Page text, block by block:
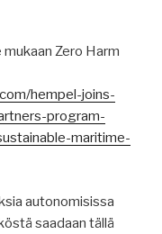
Zero Harm
hempel-joins-
program-
maritime-
autonomisissa
saadaan tällä